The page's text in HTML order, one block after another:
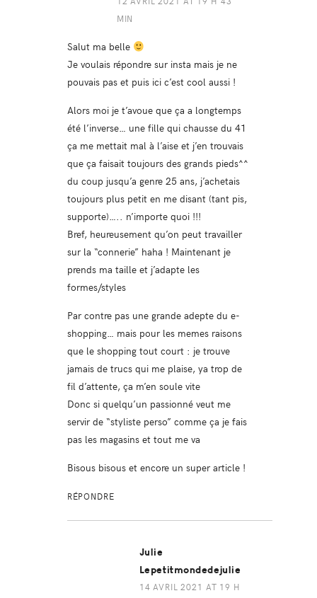
MIN
Salut ma belle
Je voulais répondre sur insta mais je ne
pouvais pas et puis ici c’est cool aussi !
Alors moi je t’avoue que ça a longtemps
été l’inverse… une fille qui chausse du 41
ça me mettait mal à l’aise et j’en trouvais
que ça faisait toujours des grands pieds^^
du coup jusqu’a genre 25 ans, j’achetais
toujours plus petit en me disant (tant pis,
supporte)….. n’importe quoi !!!
Bref, heureusement qu’on peut travailler
sur la “connerie” haha ! Maintenant je
prends ma taille et j’adapte les
formes/styles
Par contre pas une grande adepte du e-
shopping… mais pour les memes raisons
que le shopping tout court : je trouve
jamais de trucs qui me plaise, ya trop de
fil d’attente, ça m’en soule vite
Donc si quelqu’un passionné veut me
servir de “styliste perso” comme ça je fais
pas les magasins et tout me va
Bisous bisous et encore un super article !
RÉPONDRE
Julie
Lepetitmondedejulie
14 AVRIL 2021 AT 19 H